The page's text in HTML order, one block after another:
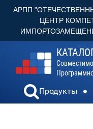
АРПП
ЦЕНТР
Продукты